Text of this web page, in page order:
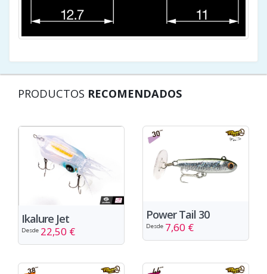
PRODUCTOS RECOMENDADOS
Ikalure Jet
Desde 22,50 €
Power Tail 30
Desde 7,60 €